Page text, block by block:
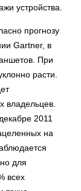
устройства.
прогнозу
Gartner, в
При
расти.
владельцев.
2011
на
для
всех